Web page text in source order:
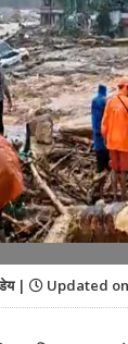
| Updated